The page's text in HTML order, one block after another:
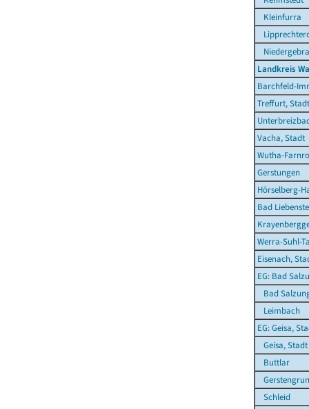
Kleinfurra
Niedergebra
Landkreis
Barchfeld-
Treffurt, Stadt
Vacha, Stadt
Wutha-
Gerstungen
Hörselberg-
Bad
Werra-Suhl-
Eisenach,
EG: Bad
Bad
Leimbach
EG: Geisa,
Geisa, Stadt
Buttlar
Schleid